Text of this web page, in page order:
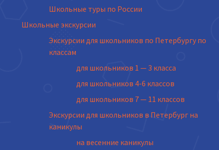
Школьные туры по России
Школьные экскурсии
Экскурсии для школьников по Петербургу по
классам
для школьников 1 — 3 класса
для школьников 4-6 классов
для школьников 7 — 11 классов
Экскурсии для школьников в Петербург на
каникулы
на весенние каникулы